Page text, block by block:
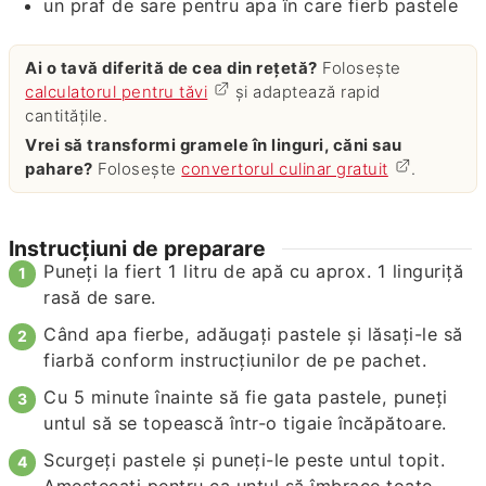
un praf de sare pentru apa în care fierb pastele
Ai o tavă diferită de cea din rețetă? Folosește
calculatorul pentru tăvi
și adaptează rapid
cantitățile.
Vrei să transformi gramele în linguri, căni sau
pahare? Foloseșteconvertorul culinar gratuit .
Instrucțiuni de preparare
Puneți la fiert 1 litru de apă cu aprox. 1 linguriță
rasă de sare.
Când apa fierbe, adăugați pastele și lăsați-le să
fiarbă conform instrucțiunilor de pe pachet.
Cu 5 minute înainte să fie gata pastele, puneți
untul să se topească într-o tigaie încăpătoare.
Scurgeți pastele și puneți-le peste untul topit.